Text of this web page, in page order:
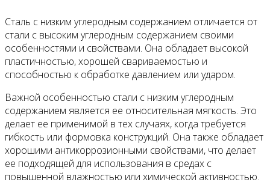
Сталь с низким углеродным содержанием отличается от
стали с высоким углеродным содержанием своими
особенностями и свойствами. Она обладает высокой
пластичностью, хорошей свариваемостью и
способностью к обработке давлением или ударом.
Важной особенностью стали с низким углеродным
содержанием является ее относительная мягкость. Это
делает ее применимой в тех случаях, когда требуется
гибкость или формовка конструкций. Она также обладает
хорошими антикоррозионными свойствами, что делает
ее подходящей для использования в средах с
повышенной влажностью или химической активностью.